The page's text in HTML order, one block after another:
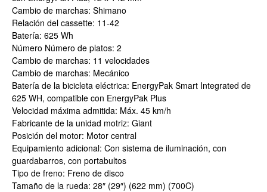
Cambio de marchas: Shimano
Relación del cassette: 11-42
Batería: 625 Wh
Número Número de platos: 2
Cambio de marchas: 11 velocidades
Cambio de marchas: Mecánico
Batería de la bicicleta eléctrica: EnergyPak Smart Integrated de
625 WH, compatible con EnergyPak Plus
Velocidad máxima admitida: Máx. 45 km/h
Fabricante de la unidad motriz: Giant
Posición del motor: Motor central
Equipamiento adicional: Con sistema de iluminación, con
guardabarros, con portabultos
Tipo de freno: Freno de disco
Tamaño de la rueda: 28″ (29″) (622 mm) (700C)